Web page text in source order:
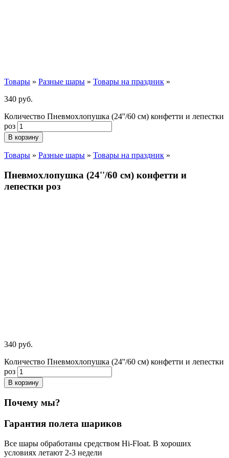
Товары » Разные шары » Товары на праздник »
340 руб.
Количество Пневмохлопушка (24''/60 см) конфетти и лепестки
роз
В корзину
Товары » Разные шары » Товары на праздник »
Пневмохлопушка (24''/60 см) конфетти и
лепестки роз
340 руб.
Количество Пневмохлопушка (24''/60 см) конфетти и лепестки
роз
В корзину
Почему мы?
Гарантия полета шариков
Все шары обработаны средством Hi-Float. В хороших
условиях летают 2-3 недели